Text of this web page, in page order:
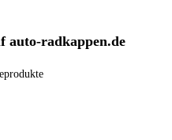
auto-radkappen.de